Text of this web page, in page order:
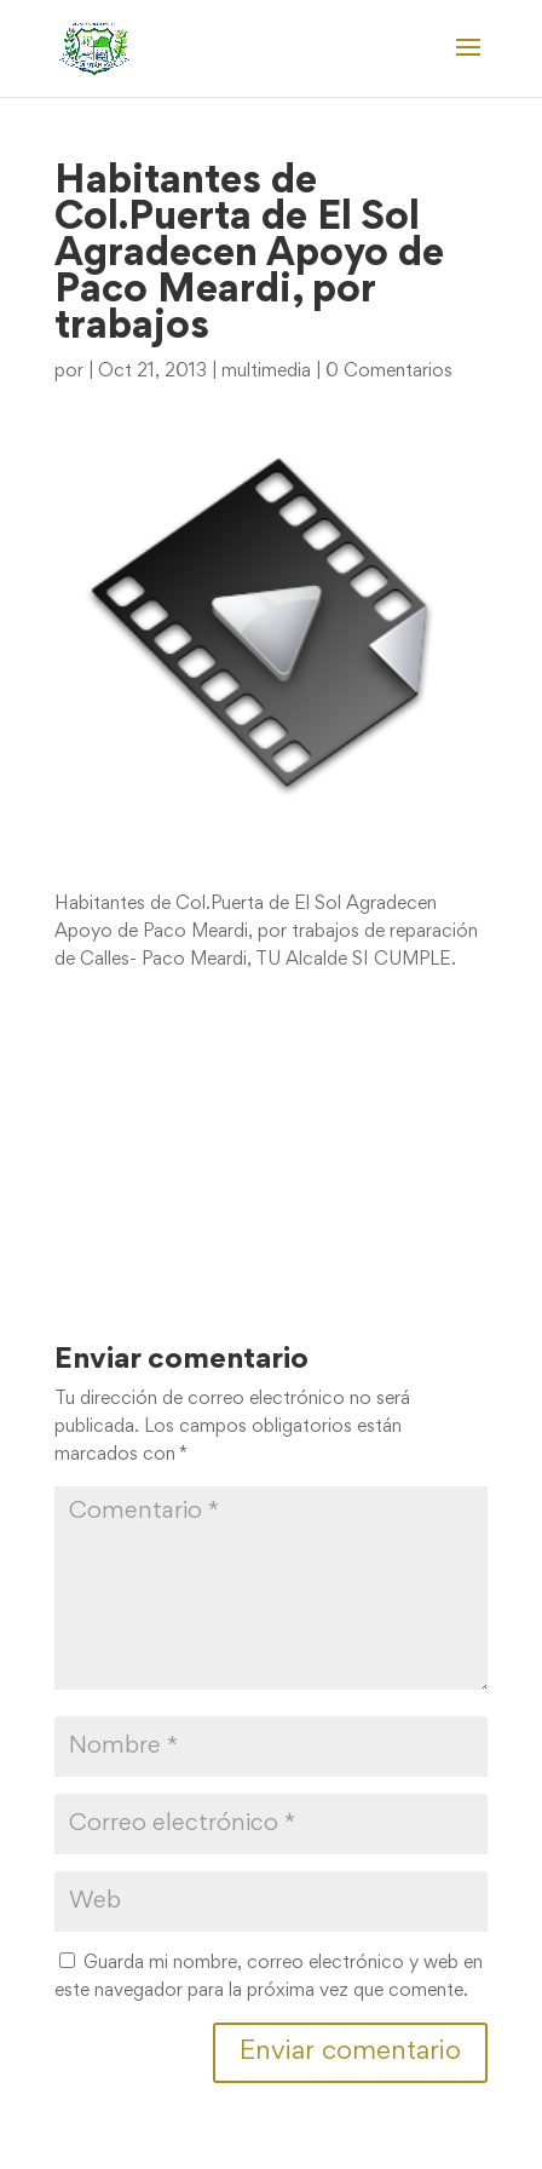
Habitantes de
Col.Puerta de El Sol
Agradecen Apoyo de
Paco Meardi, por
trabajos
por Oct 21, 2013 multimedia 0 Comentarios
Habitantes de Col.Puerta de El Sol Agradecen
Apoyo de Paco Meardi, por trabajos de reparación
de Calles- Paco Meardi, TU Alcalde SI CUMPLE.
Enviar comentario
Tu dirección de correo electrónico no será
publicada. Los campos obligatorios están
marcados con *
Guarda mi nombre, correo electrónico y web en
este navegador para la próxima vez que comente.